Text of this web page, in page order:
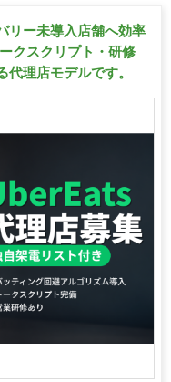
リー未導入店舗へ効率
クスクリプト・研修
理店モデルです。